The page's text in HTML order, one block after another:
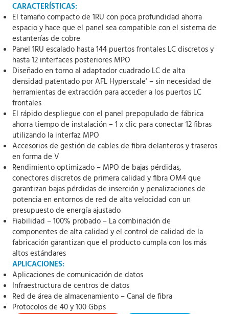
CARACTERÍSTICAS:
El tamaño compacto de 1RU con poca profundidad ahorra
espacio y hace que el panel sea compatible con el sistema de
estanterías de cobre
Panel 1RU escalado hasta 144 puertos frontales LC discretos y
hasta 12 interfaces posteriores MPO
Diseñado en torno al adaptador cuadrado LC de alta
densidad patentado por AFL Hyperscale’ – sin necesidad de
herramientas de extracción para acceder a los puertos LC
frontales
El rápido despliegue con el panel prepopulado de fábrica
ahorra tiempo de instalación – 1 x clic para conectar 12 fibras
utilizando la interfaz MPO
Accesorios de gestión de cables de fibra delanteros y traseros
en forma de V
Rendimiento optimizado – MPO de bajas pérdidas,
conectores discretos de primera calidad y fibra OM4 que
garantizan bajas pérdidas de inserción y penalizaciones de
potencia en entornos de red de alta velocidad con un
presupuesto de energía ajustado
Fiabilidad – 100% probado – La combinación de
componentes de alta calidad y el control de calidad de la
fabricación garantizan que el producto cumpla con los más
altos estándares
APLICACIONES:
Aplicaciones de comunicación de datos
Infraestructura de centros de datos
Red de área de almacenamiento – Canal de fibra
Protocolos de 40 y 100 Gbps